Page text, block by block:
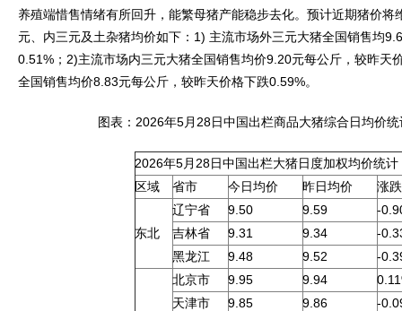
养殖端惜售情绪有所回升，能繁母猪产能稳步去化。预计近期猪价将
元、内三元及土杂猪均价如下：1) 主流市场外三元大猪全国销售均
0.51%；2)主流市场内三元大猪全国销售均价9.20元每公斤，较昨天
全国销售均价8.83元每公斤，较昨天价格下跌0.59%。
图表：2026年5月28日中国出栏商品大猪综合日均价
2026年5月28日中国出栏大猪日度加权均价统
区域
省市 今日均价 昨日均价 涨跌
东北
辽宁省 9.50 9.59
-
吉林省
9.31 9.34
-
黑龙江
9.48 9.52 -
北京市 9.95 9.94
天津市
9.85 9.86
-